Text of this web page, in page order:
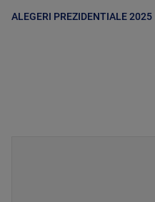
ALEGERI PREZIDENTIALE 2025